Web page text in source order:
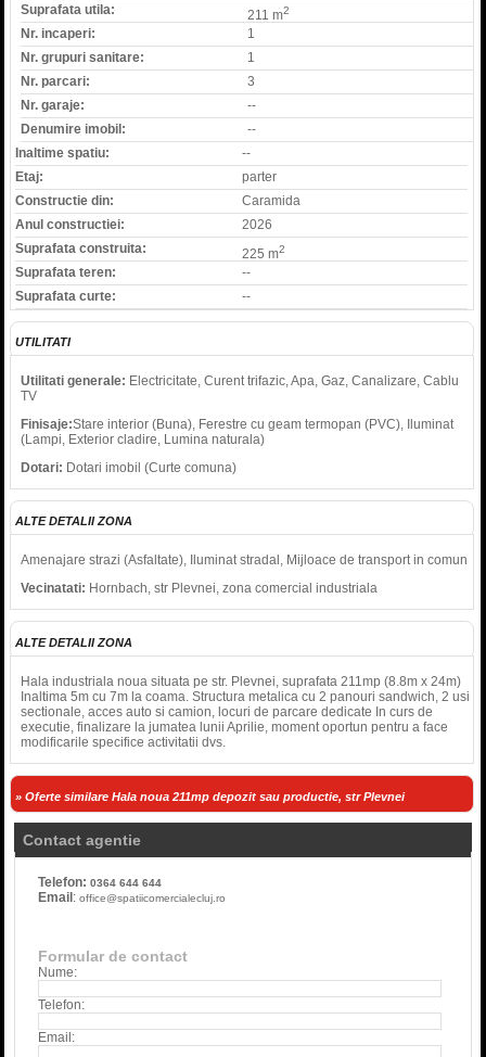
Suprafata utila:
211 m2
Nr. incaperi:
1
Nr. grupuri sanitare:
1
Nr. parcari:
3
Nr. garaje:
--
Denumire imobil:
--
Inaltime spatiu:
--
Etaj:
parter
Constructie din:
Caramida
Anul constructiei:
2026
Suprafata construita:
225 m2
Suprafata teren:
--
Suprafata curte:
--
UTILITATI
Utilitati generale: Electricitate, Curent trifazic, Apa, Gaz, Canalizare, Cablu
TV
Finisaje:Stare interior (Buna), Ferestre cu geam termopan (PVC), Iluminat
(Lampi, Exterior cladire, Lumina naturala)
Dotari: Dotari imobil (Curte comuna)
ALTE DETALII ZONA
Amenajare strazi (Asfaltate), Iluminat stradal, Mijloace de transport in comun
Vecinatati: Hornbach, str Plevnei, zona comercial industriala
ALTE DETALII ZONA
Hala industriala noua situata pe str. Plevnei, suprafata 211mp (8.8m x 24m)
Inaltima 5m cu 7m la coama. Structura metalica cu 2 panouri sandwich, 2 usi
sectionale, acces auto si camion, locuri de parcare dedicate In curs de
executie, finalizare la jumatea lunii Aprilie, moment oportun pentru a face
modificarile specifice activitatii dvs.
» Oferte similare Hala noua 211mp depozit sau productie, str Plevnei
Contact agentie
Telefon:0364 644 644
Email :office@spatiicomercialecluj.ro
Formular de contact
Nume:
Telefon:
Email: